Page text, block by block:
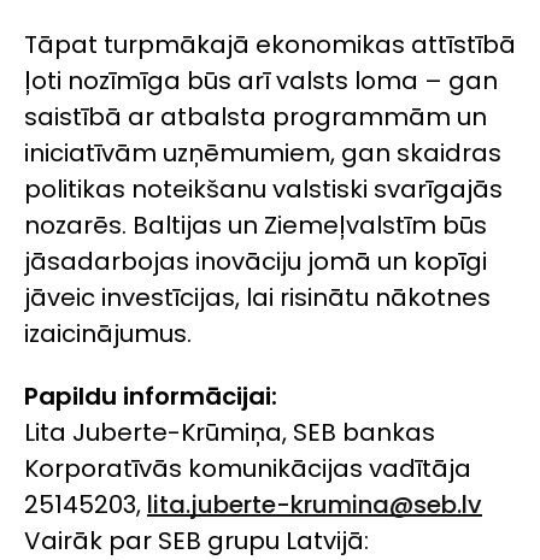
Tāpat turpmākajā ekonomikas attīstībā
ļoti nozīmīga būs arī valsts loma – gan
saistībā ar atbalsta programmām un
iniciatīvām uzņēmumiem, gan skaidras
politikas noteikšanu valstiski svarīgajās
nozarēs. Baltijas un Ziemeļvalstīm būs
jāsadarbojas inovāciju jomā un kopīgi
jāveic investīcijas, lai risinātu nākotnes
izaicinājumus.
Papildu informācijai:
Lita Juberte-Krūmiņa, SEB bankas
Korporatīvās komunikācijas vadītāja
25145203, lita.juberte-krumina@seb.lv
Vairāk par SEB grupu Latvijā: